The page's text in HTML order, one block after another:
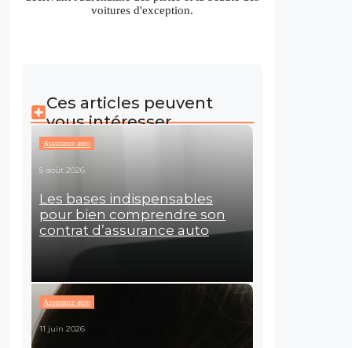
voitures d'exception.
Ces articles peuvent
vous intéresser
Assurance auto
5 août 2026
Les bases indispensables
pour bien comprendre son
contrat d’assurance auto
Assurance auto
11 juin 2026